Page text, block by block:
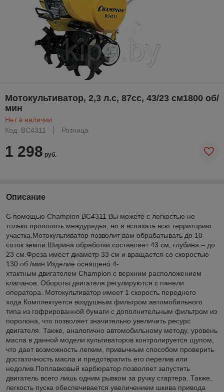
Мотокультиватор, 2,3 л.с, 87сс, 43/23 см1800 об/
мин
Нет в наличии
Код: BC4311
Розница
1 298 руб.
Описание
С помощью Champion BC4311 Вы можете с легкостью не
только прополоть междурядья, но и вспахать всю территорию
участка.Мотокультиватор позволит вам обрабатывать до 10
соток земли.Ширина обработки составляет 43 см, глубина – до
23 см.Фреза имеет диаметр 33 см и вращается со скоростью
130 об./мин.Изделие оснащено 4-
хтактным двигателем Champion с верхним расположением
клапанов. Обороты двигателя регулируются с панели
оператора. Мотокультиватор имеет 1 скорость переднего
хода.Комплектуется воздушным фильтром автомобильного
типа из гофрированной бумаги с дополнительным фильтром из
поролона, что позволяет значительно увеличить ресурс
двигателя. Также, аналогично автомобильному методу, уровень
масла в данной модели культиваторов контролируется щупом,
что дает возможность легким, привычным способом проверить
достаточность масла и предотвратить его перелив или
недолив.Поплавковый карбюратор позволяет запустить
двигатель всего лишь одним рывком за ручку стартера. Также,
легкость пуска обеспечивается увеличением шкива привода